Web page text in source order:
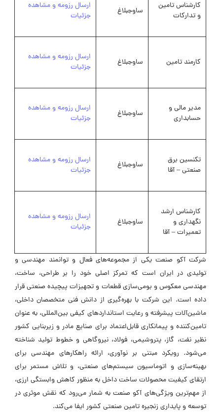
کارشناس تامین
و تدارکات
ساوجبلاغ
ارسال رزومه و مشاهده
جزئیات
کارمند تامین ساوجبلاغ
ارسال رزومه و مشاهده
جزئیات
مدیر مالی و
حسابداری
ساوجبلاغ
ارسال رزومه و مشاهده
جزئیات
تکنسین برق
صنعتی – آقا
ساوجبلاغ
ارسال رزومه و مشاهده
جزئیات
کارشناس ارشد
نگهداری و
تعمیرات – آقا
ساوجبلاغ
ارسال رزومه و مشاهده
جزئیات
شرکت آکو صنعت یکی از مجموعه‌های فعال و توانمند مهندسی و
تولیدی در ایران است که تمرکز اصلی خود را بر طراحی، ساخت،
مهندسی معکوس و بومی‌سازی قطعات و تجهیزات پیچیده صنعتی قرار
داده است. این شرکت با بهره‌گیری از دانش فنی متخصصان داخلی،
ماشین‌آلات پیشرفته و رعایت استانداردهای کیفی بین‌المللی، به عنوان
تامین‌کننده و پیمانکاری قابل‌اعتماد برای صنایع مادر و زیربنایی کشور
نظیر نفت، گاز، پتروشیمی، فولاد، نیروگاهی و خطوط تولید شناخته
می‌شود. رویکرد مبتنی بر نوآوری، ارائه راهکارهای مهندسی برای
بهینه‌سازی و اتوماسیون سیستم‌های صنعتی، و تلاش مستمر برای
ارتقای کیفیت محصولات ساخت داخل به منظور کاهش وابستگی ارزی،
از مهم‌ترین ویژگی‌های آکو صنعت به شمار می‌رود که نقش موثری در
توسعه و پایداری زنجیره تامین صنعتی کشور ایفا می‌کند.